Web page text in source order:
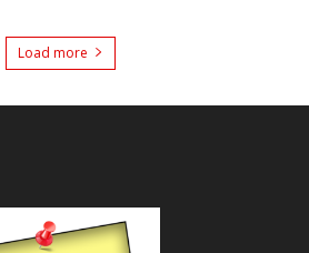
Load more